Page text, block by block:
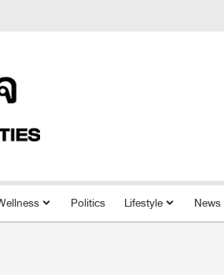
Politics Lifestyle News